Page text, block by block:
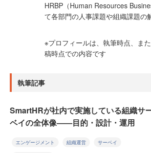
HRBP（Human Resources
て各部門の人事課題や組織課題の
※プロフィールは、執筆時点、ま
稿時点での内容です
執筆記事
SmartHRが社内で実施している組織サ
ベイの全体像——目的・設計・運用
エンゲージメント 組織運営 サーベイ